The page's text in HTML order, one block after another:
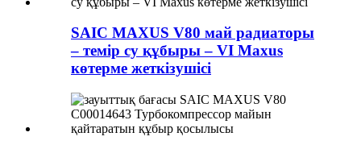
SAIC MAXUS V80 май радиаторы
– темір су құбыры – VI Maxus
көтерме жеткізушісі